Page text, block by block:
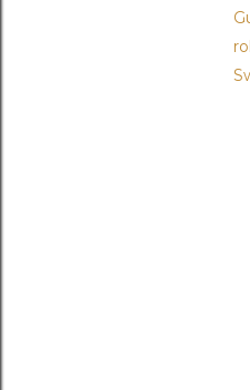
rol